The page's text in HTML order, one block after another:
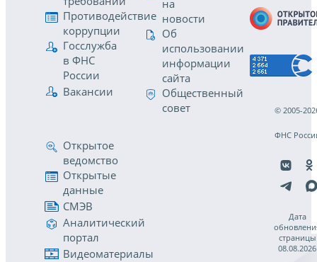
Противодействие
коррупции
Госслужба
в ФНС
России
Вакансии
на
новости
Об
использовании
информации
сайта
Общественный
совет
Открытое
ведомство
Открытые
данные
СМЭВ
Аналитический
портал
Видеоматериалы
© 2005-
ФНС
Дата
страницы
08.08.2026